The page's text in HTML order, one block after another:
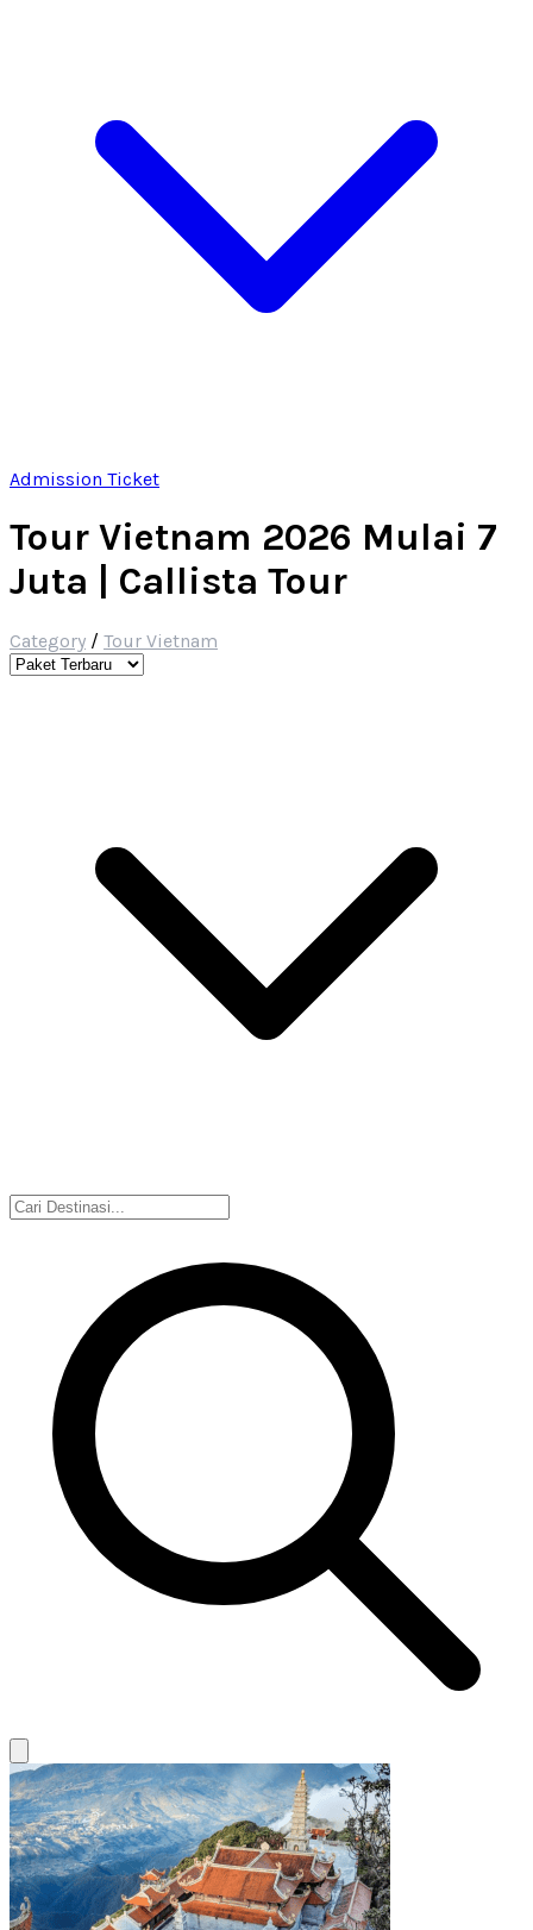
Admission Ticket
Tour Vietnam 2026 Mulai 7
Juta | Callista Tour
Category / Tour Vietnam